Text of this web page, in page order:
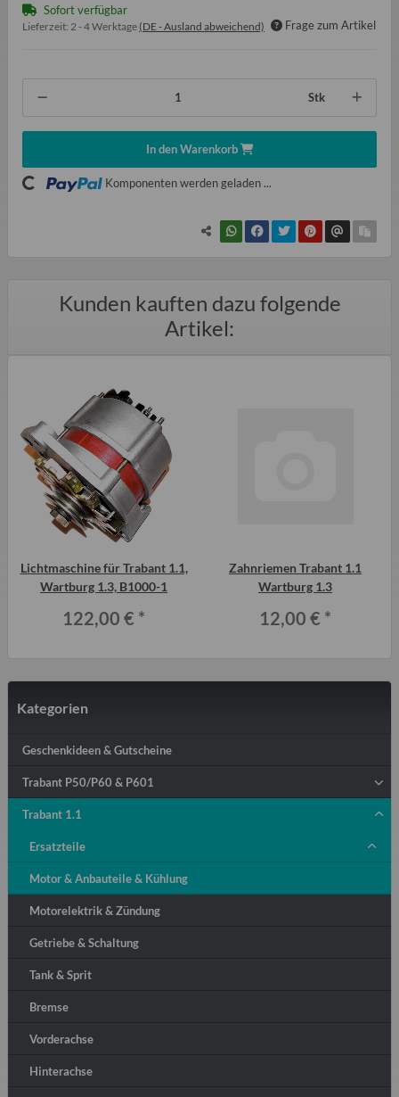
Sofort verfügbar
Lieferzeit: 2 - 4 Werktage (DE - Ausland abweichend) Frage zum Artikel
Stk
In den Warenkorb
Komponenten werden geladen ...
Kunden kauften dazu folgende
Artikel:
Lichtmaschine für Trabant 1.1,
Wartburg 1.3, B1000-1
122,00 € *
Zahnriemen Trabant 1.1
Wartburg 1.3
12,00 € *
Kategorien
Geschenkideen & Gutscheine
Trabant P50/P60 & P601
Trabant 1.1
Ersatzteile
Motor & Anbauteile & Kühlung
Motorelektrik & Zündung
Getriebe & Schaltung
Tank & Sprit
Bremse
Vorderachse
Hinterachse